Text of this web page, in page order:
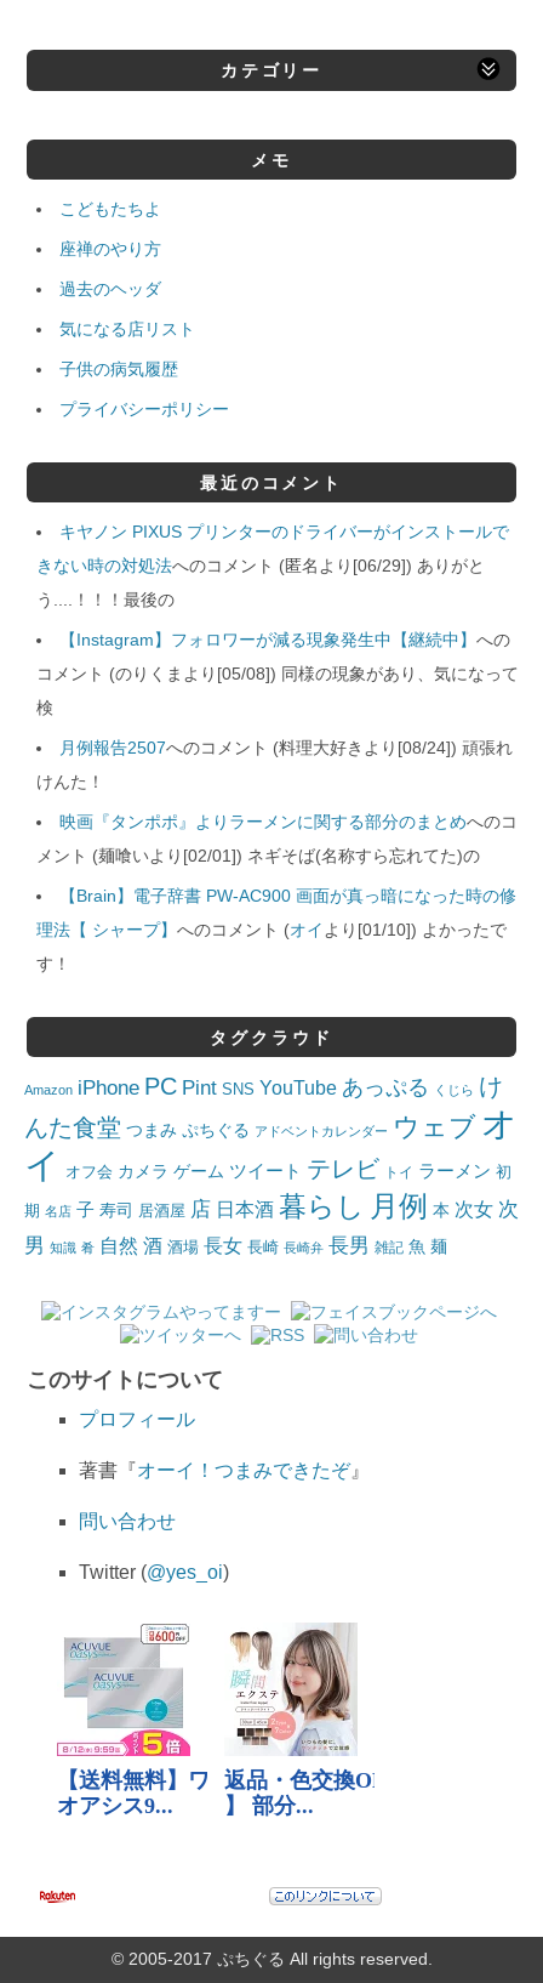
カテゴリー
メモ
こどもたちよ
座禅のやり方
過去のヘッダ
気になる店リスト
子供の病気履歴
プライバシーポリシー
最近のコメント
キヤノン PIXUS プリンターのドライバーがインストールで
きない時の対処法へのコメント (匿名より[06/29]) ありがと
う....！！！最後の
【Instagram】フォロワーが減る現象発生中【継続中】への
コメント (のりくまより[05/08]) 同様の現象があり、気になって
検
月例報告2507へのコメント (料理大好きより[08/24]) 頑張れ
けんた！
映画『タンポポ』よりラーメンに関する部分のまとめへのコ
メント (麺喰いより[02/01]) ネギそば(名称すら忘れてた)の
【Brain】電子辞書 PW-AC900 画面が真っ暗になった時の修
理法【 シャープ】 へのコメント (オイ より[01/10]) よかったで
す！
タグクラウド
Amazon iPhone PC Pint SNS YouTube あっぷる くじら け
んた食堂 つまみ ぷちぐる アドベントカレンダー ウェブ オ
イ
オフ会 カメラ ゲーム ツイート テレビ トイ ラーメン 初
期 名店 子 寿司 居酒屋 店 日本酒 暮らし 月例 本 次女 次
男 知識 肴 自然 酒 酒場 長女 長崎 長崎弁 長男 雑記 魚 麺
このサイトについて
プロフィール
著書『オーイ！つまみできたぞ』
問い合わせ
Twitter (@yes_oi)
© 2005-2017 ぷちぐる All rights reserved.